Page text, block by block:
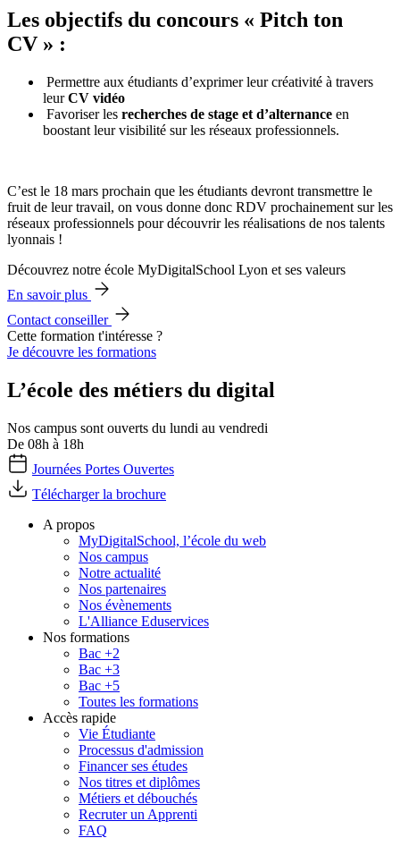
Les objectifs du concours « Pitch ton
CV » :
Permettre aux étudiants d’exprimer leur créativité à travers
leurCV vidéo
Favoriser les recherches de stage et d’alternance en
boostant leur visibilité sur les réseaux professionnels.
C’est le 18 mars prochain que les étudiants devront transmettre le
fruit de leur travail, on vous donne donc RDV prochainement sur les
réseaux professionnels pour découvrir les réalisations de nos talents
lyonnais !
Découvrez notre école MyDigitalSchool Lyon et ses valeurs
En savoir plus
Contact conseiller
Cette formation t'intéresse ?
Je découvre les formations
L’école des métiers du digital
Nos campus sont ouverts du lundi au vendredi
De 08h à 18h
Journées Portes Ouvertes
Télécharger la brochure
A propos
MyDigitalSchool, l’école du web
Nos campus
Notre actualité
Nos partenaires
Nos évènements
L'Alliance Eduservices
Nos formations
Bac +2
Bac +3
Bac +5
Toutes les formations
Accès rapide
Vie Étudiante
Processus d'admission
Financer ses études
Nos titres et diplômes
Métiers et débouchés
Recruter un Apprenti
FAQ